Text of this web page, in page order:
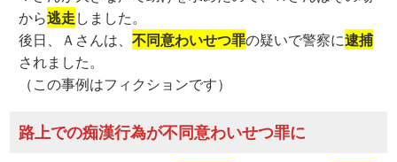
から逃走しました。
後日、Ａさんは、不同意わいせつ罪の疑いで警察に逮捕
されました。
（この事例はフィクションです）
路上での痴漢行為が不同意わいせつ罪に